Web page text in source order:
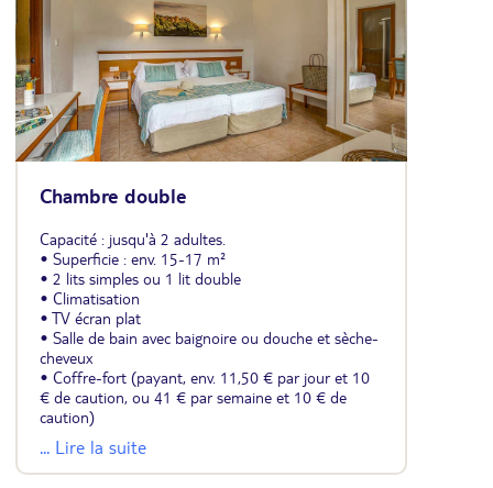
Chambre double
Capacité : jusqu'à 2 adultes.
• Superficie : env. 15-17 m²
• 2 lits simples ou 1 lit double
• Climatisation
• TV écran plat
• Salle de bain avec baignoire ou douche et sèche-
cheveux
• Coffre-fort (payant, env. 11,50 € par jour et 10
€ de caution, ou 41 € par semaine et 10 € de
caution)
• Possibilité de location de mini-réfrigérateur
(payant, env. 13 € par jour ou 54,50 € par
semaine)
... Lire la suite